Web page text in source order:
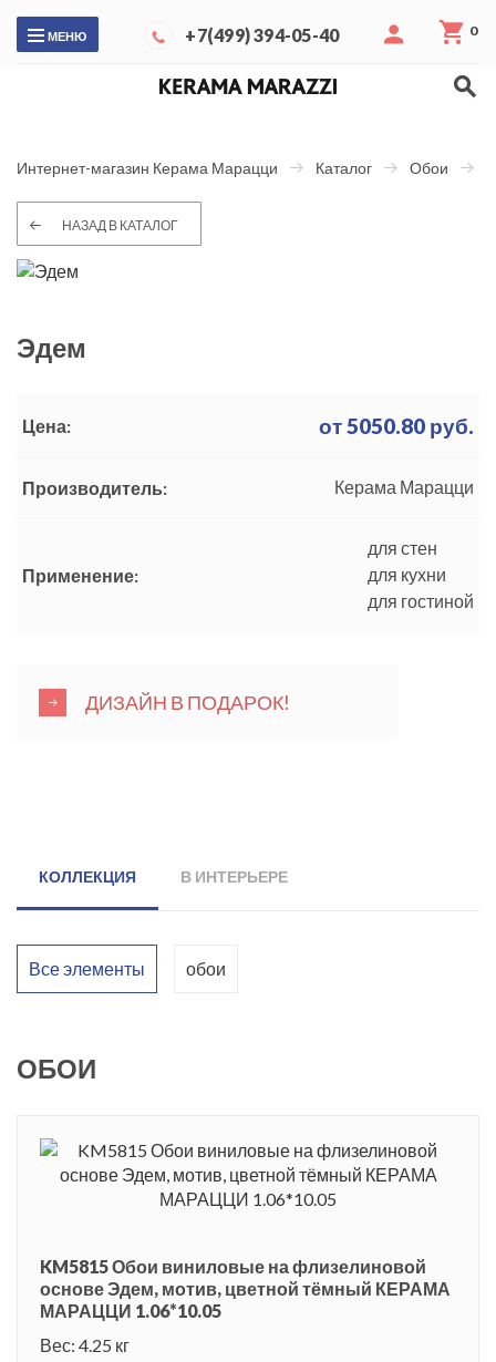
МЕНЮ +7(499) 394-05-40 0
Интернет-магазин Керама Марацци Каталог Обои
НАЗАД В КАТАЛОГ
Эдем
Цена: от5050.80 руб.
Производитель: Керама Марацци
Применение:
для стен
для кухни
для гостиной
ДИЗАЙН В ПОДАРОК!
КОЛЛЕКЦИЯ В ИНТЕРЬЕРЕ
Все элементы обои
ОБОИ
KM5815 Обои виниловые на флизелиновой
основе Эдем, мотив, цветной тёмный КЕРАМА
МАРАЦЦИ 1.06*10.05
Вес: 4.25 кг